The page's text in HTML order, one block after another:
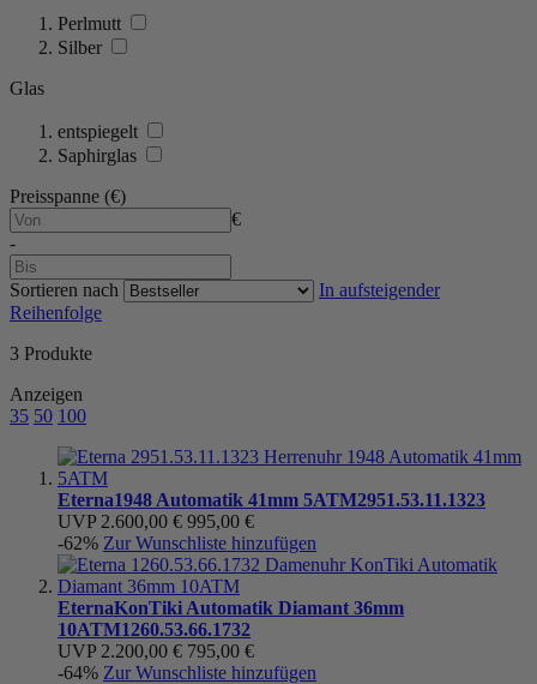
Perlmutt
Silber
Glas
entspiegelt
Saphirglas
Preisspanne (€)
€
-
Sortieren nach
In aufsteigender
Reihenfolge
3 Produkte
Anzeigen
35 50 100
Eterna1948 Automatik 41mm 5ATM2951.53.11.1323
UVP 2.600,00 € 995,00 €
-62% Zur Wunschliste hinzufügen
EternaKonTiki Automatik Diamant 36mm
10ATM1260.53.66.1732
UVP 2.200,00 € 795,00 €
-64% Zur Wunschliste hinzufügen